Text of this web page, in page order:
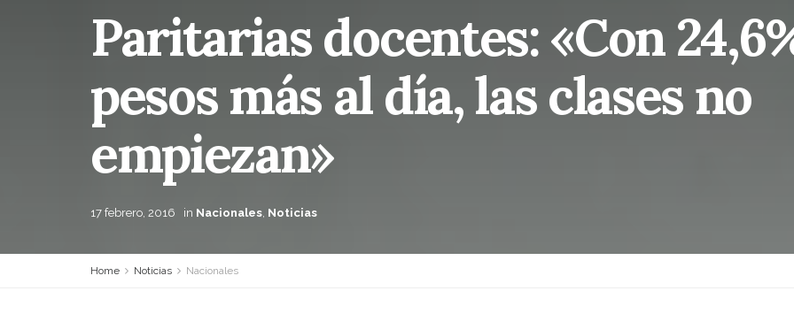
Paritarias docentes: «Con
pesos más al día, las clases no
empiezan»
17 febrero, 2016 in Nacionales, Noticias
Home Noticias Nacionales